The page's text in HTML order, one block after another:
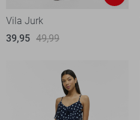
Vila Jurk
39,95 49,99